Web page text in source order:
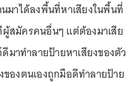
มาได้ลงพื้นที่หาเสียงในพื้นที่
สมัครคนอื่นๆ แต่ต้องมาเสีย
มาทำลายป้ายหาเสียงของตัว
ของตนเองถูกมือดีทำลายป้าย